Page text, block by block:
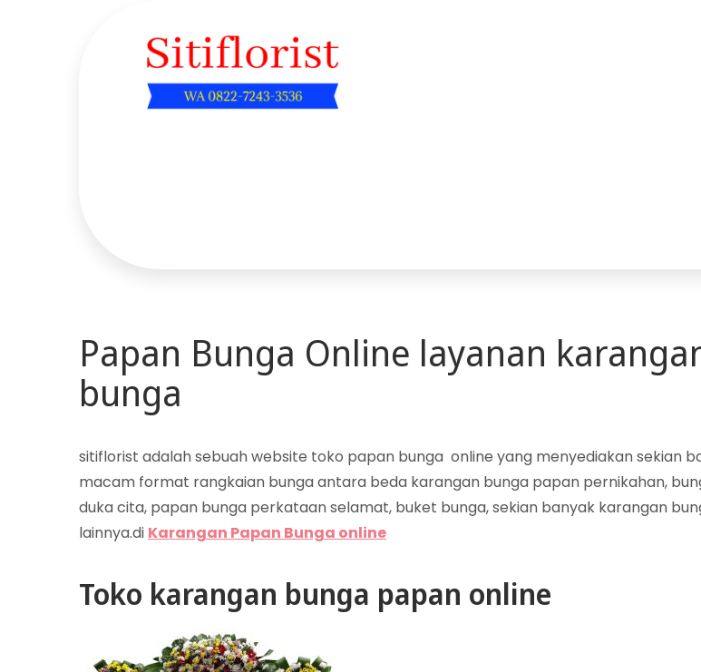
Papan Bunga Online layanan
bunga
sitiflorist adalah sebuah website toko papan bunga online yang menyediakan sekian
macam format rangkaian bunga antara beda karangan bunga papan pernikahan,
duka cita, papan bunga perkataan selamat, buket bunga, sekian banyak karangan
lainnya.di Karangan Papan Bunga online
Toko karangan bunga papan online